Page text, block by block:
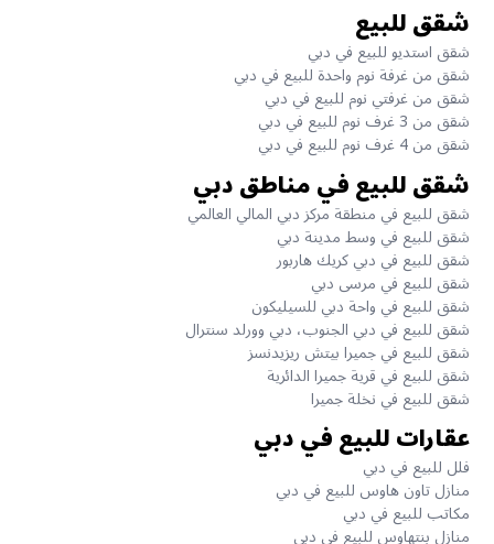
شقق للبيع
شقق استديو للبيع في دبي
شقق من غرفة نوم واحدة للبيع في دبي
شقق من غرفتي نوم للبيع في دبي
شقق من 3 غرف نوم للبيع في دبي
شقق من 4 غرف نوم للبيع في دبي
شقق للبيع في مناطق دبي
شقق للبيع في منطقة مركز دبي المالي العالمي
شقق للبيع في وسط مدينة دبي
شقق للبيع في دبي كريك هاربور
شقق للبيع في مرسى دبي
شقق للبيع في واحة دبي للسيليكون
شقق للبيع في دبي الجنوب، دبي وورلد سنترال
شقق للبيع في جميرا بيتش ريزيدنسز
شقق للبيع في قرية جميرا الدائرية
شقق للبيع في نخلة جميرا
عقارات للبيع في دبي
فلل للبيع في دبي
منازل تاون هاوس للبيع في دبي
مكاتب للبيع في دبي
منازل بنتهاوس للبيع في دبي